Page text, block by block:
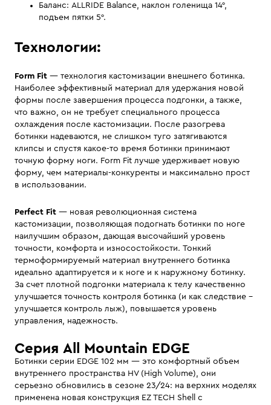
Баланс: ALLRIDE Balance, наклон голенища 14°,
подъем пятки 5°.
Технологии:
Form Fit — технология кастомизации внешнего ботинка.
Наиболее эффективный материал для удержания новой
формы после завершения процесса подгонки, а также,
что важно, он не требует специального процесса
охлаждения после кастомизации. После разогрева
ботинки надеваются, не слишком туго затягиваются
клипсы и спустя какое-то время ботинки принимают
точную форму ноги. Form Fit лучше удерживает новую
форму, чем материалы-конкуренты и максимально прост
в использовании.
Perfect Fit — новая революционная система
кастомизации, позволяющая подогнать ботинки по ноге
наилучшим образом, дающая высочайший уровень
точности, комфорта и износостойкости. Тонкий
термоформируемый материал внутреннего ботинка
идеально адаптируется и к ноге и к наружному ботинку.
За счет плотной подгонки материала к телу качественно
улучшается точность контроля ботинка (и как следствие -
улучшается контроль лыж), повышается уровень
управления, надежность.
Серия All Mountain EDGE
Ботинки серии EDGE 102 мм — это комфортный объем
внутреннего пространства HV (High Volume), они
серьезно обновились в сезоне 23/24: на верхних моделях
применена новая конструкция EZ TECH Shell с